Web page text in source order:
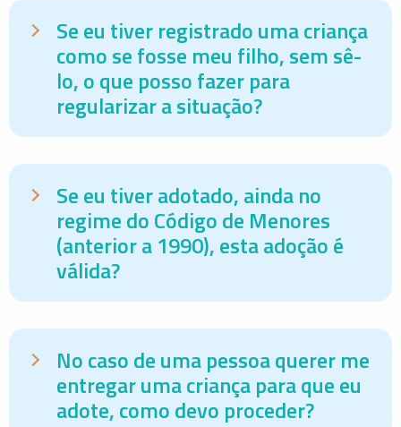
Se eu tiver registrado uma criança
como se fosse meu filho, sem sê-
lo, o que posso fazer para
regularizar a situação?
Se eu tiver adotado, ainda no
regime do Código de Menores
(anterior a 1990), esta adoção é
válida?
No caso de uma pessoa querer me
entregar uma criança para que eu
adote, como devo proceder?